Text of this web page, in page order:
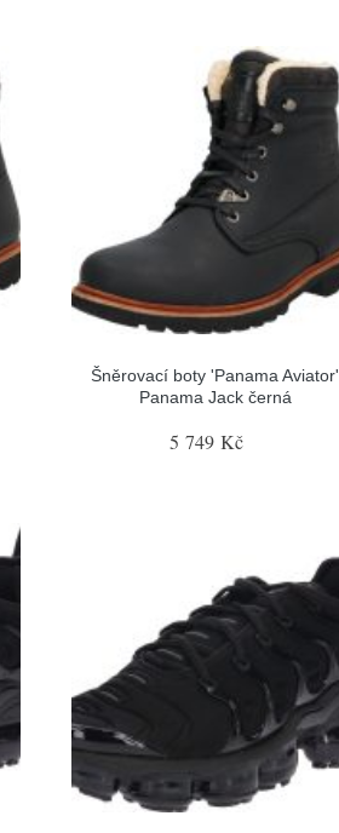
Šněrovací boty 'Panama Aviator'
Panama Jack černá
5 749 Kč